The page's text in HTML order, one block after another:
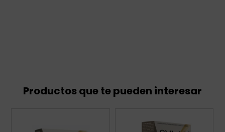
Productos que te pueden interesar